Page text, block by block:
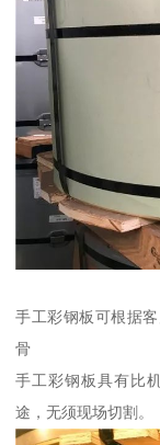
手工彩钢板可根据
骨
手工彩钢板具有比
途，无须现场切割。